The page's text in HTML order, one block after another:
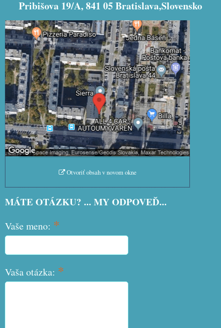
Pribišova 19/A, 841 05 Bratislava,Slovensko
Externý obsah je blokovaný Voľbami
súkromia
Prajete si načítať externý obsah?
Povoliť tentokrát
Povoliť a zapamätať - súhlas s
druhom cookie: Funkčné
Otvoriť obsah v novom okne
MÁTE OTÁZKU? ... MY ODPOVEĎ...
Vaše meno: *
Vaša otázka: *